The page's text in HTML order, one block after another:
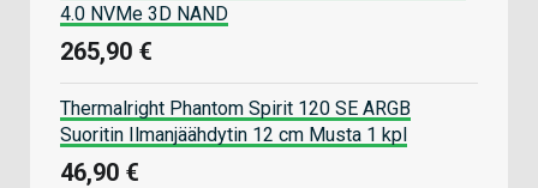
4.0 NVMe 3D NAND
265,90 €
Thermalright Phantom Spirit 120 SE ARGB
Suoritin Ilmanjäähdytin 12 cm Musta 1 kpl
46,90 €